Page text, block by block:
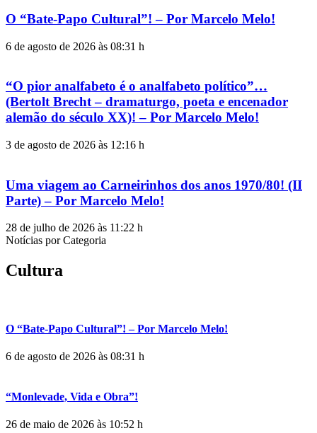
O “Bate-Papo Cultural”! – Por Marcelo Melo!
6 de agosto de 2026 às 08:31 h
“O pior analfabeto é o analfabeto político”…
(Bertolt Brecht – dramaturgo, poeta e encenador
alemão do século XX)! – Por Marcelo Melo!
3 de agosto de 2026 às 12:16 h
Uma viagem ao Carneirinhos dos anos 1970/80! (II
Parte) – Por Marcelo Melo!
28 de julho de 2026 às 11:22 h
Notícias por Categoria
Cultura
O “Bate-Papo Cultural”! – Por Marcelo Melo!
6 de agosto de 2026 às 08:31 h
“Monlevade, Vida e Obra”!
26 de maio de 2026 às 10:52 h